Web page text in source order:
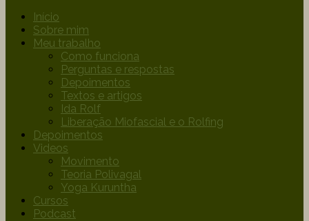
Início
Sobre mim
Meu trabalho
Como funciona
Perguntas e respostas
Depoimentos
Textos e artigos
Ida Rolf
Liberação Miofascial e o Rolfing
Depoimentos
Videos
Movimento
Teoria Polivagal
Yoga Kuruntha
Cursos
Podcast